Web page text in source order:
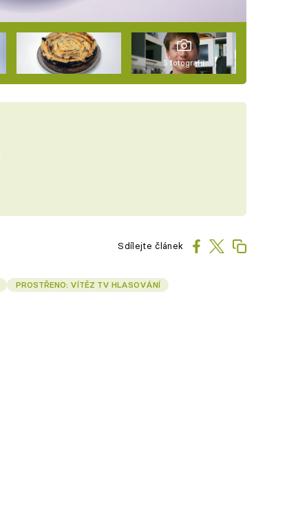
5 fotografií
Sdílejte článek
PROSTŘENO: VÍTĚZ TV HLASOVÁNÍ